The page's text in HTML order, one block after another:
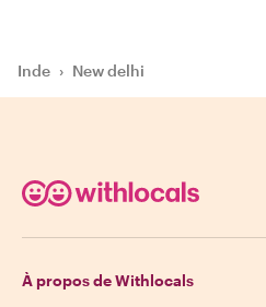
Inde › New delhi
À propos de Withlocals